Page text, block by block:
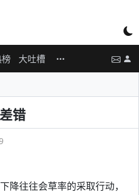
大吐槽
错
降往往会草率的采取行动，